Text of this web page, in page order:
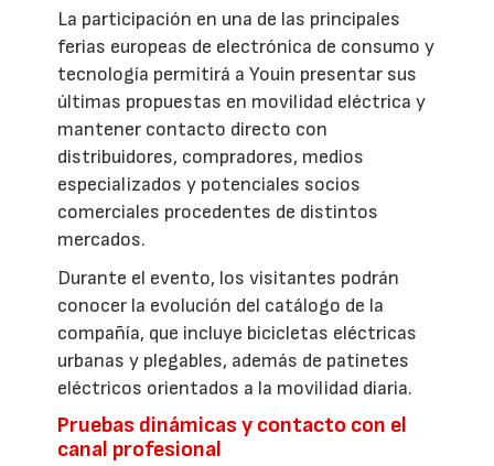
La participación en una de las principales
ferias europeas de electrónica de consumo y
tecnología permitirá a Youin presentar sus
últimas propuestas en movilidad eléctrica y
mantener contacto directo con
distribuidores, compradores, medios
especializados y potenciales socios
comerciales procedentes de distintos
mercados.
Durante el evento, los visitantes podrán
conocer la evolución del catálogo de la
compañía, que incluye bicicletas eléctricas
urbanas y plegables, además de patinetes
eléctricos orientados a la movilidad diaria.
Pruebas dinámicas y contacto con el
canal profesional